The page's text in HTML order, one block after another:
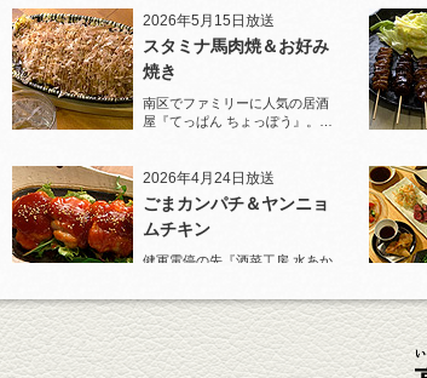
2026年5月15日放送
スタミナ馬肉焼＆お好み
焼き
南区でファミリーに人気の居酒
屋『てっぱん ちょっぽう』。王
2026年4月24日放送
ごまカンパチ＆ヤンニョ
ムチキン
健軍電停の先『酒菜工房 水あか
杯！まずは『ごまカンパチ』を
肴に。
2026年4月3日放送
元祖 鶏焼売＆牛テールの